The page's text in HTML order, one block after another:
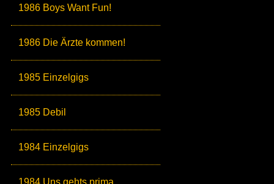
1986 Boys Want Fun!
1986 Die Ärzte kommen!
1985 Einzelgigs
1985 Debil
1984 Einzelgigs
1984 Uns gehts prima